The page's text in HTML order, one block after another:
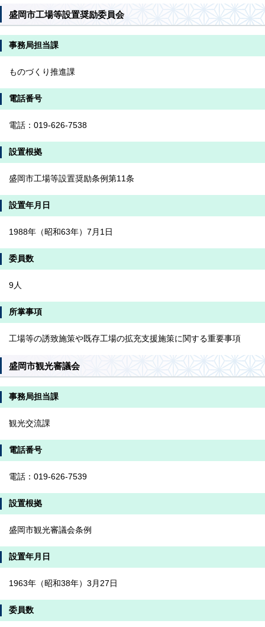
盛岡市工場等設置奨励委員会
事務局担当課
ものづくり推進課
電話番号
電話：019-626-7538
設置根拠
盛岡市工場等設置奨励条例第11条
設置年月日
1988年（昭和63年）7月1日
委員数
9人
所掌事項
工場等の誘致施策や既存工場の拡充支援施策に関する重要事項
盛岡市観光審議会
事務局担当課
観光交流課
電話番号
電話：019-626-7539
設置根拠
盛岡市観光審議会条例
設置年月日
1963年（昭和38年）3月27日
委員数